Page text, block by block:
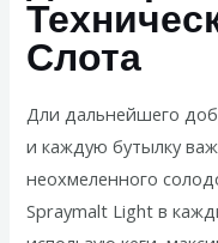
Слота
Дли дальнейшего
и каждую бутылку
неохмеленного
Spraymalt Light в